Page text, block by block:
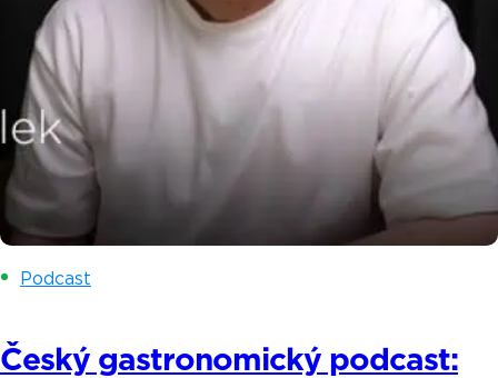
Podcast
Český gastronomický podcast: